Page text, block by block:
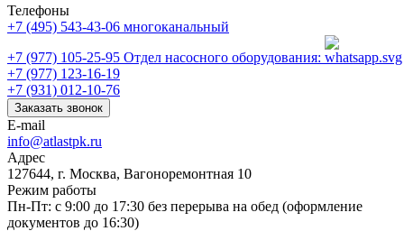
Телефоны
+7 (495) 543-43-06 многоканальный
+7 (977) 105-25-95 Отдел насосного оборудования:
+7 (977) 123-16-19
+7 (931) 012-10-76
Заказать звонок
E-mail
info@atlastpk.ru
Адрес
127644, г. Москва, Вагоноремонтная 10
Режим работы
Пн-Пт: с 9:00 до 17:30 без перерыва на обед (оформление
документов до 16:30)